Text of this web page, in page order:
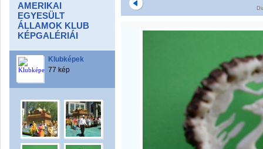
AMERIKAI
EGYESÜLT
ÁLLAMOK KLUB
KÉPGALÉRIÁI
Klubképek
77 kép